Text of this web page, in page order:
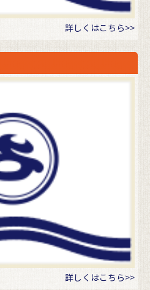
詳しくはこちら>>
詳しくはこちら>>